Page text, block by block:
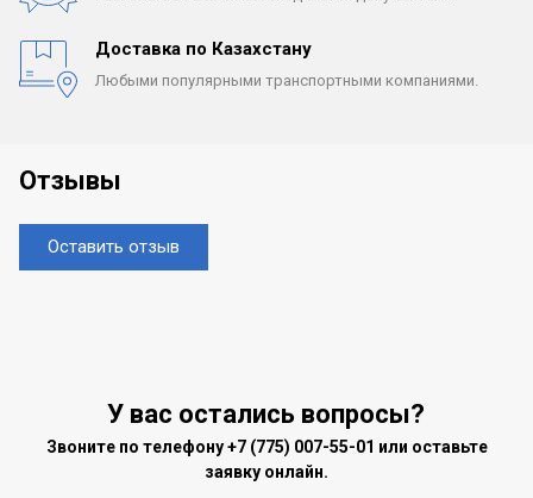
Доставка по Казахстану
Любыми популярными транспортными компаниями.
Отзывы
Оставить отзыв
У вас остались вопросы?
Звоните по телефону+7 (775) 007-55-01 или оставьте
заявку онлайн.